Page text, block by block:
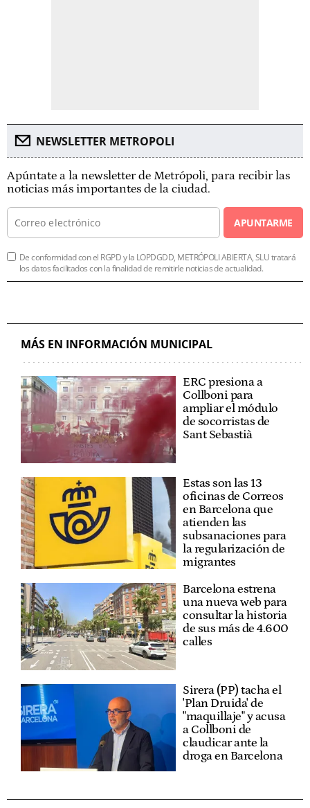
NEWSLETTER METROPOLI
Apúntate a la newsletter de Metrópoli, para recibir las
noticias más importantes de la ciudad.
APUNTARME
De conformidad con el RGPD y la LOPDGDD, METRÓPOLI ABIERTA, SLU tratará
los datos facilitados con la finalidad de remitirle noticias de actualidad.
MÁS EN INFORMACIÓN MUNICIPAL
ERC presiona a
Collboni para
ampliar el módulo
de socorristas de
Sant Sebastià
Estas son las 13
oficinas de Correos
en Barcelona que
atienden las
subsanaciones para
la regularización de
migrantes
Barcelona estrena
una nueva web para
consultar la historia
de sus más de 4.600
calles
Sirera (PP) tacha el
'Plan Druida' de
"maquillaje" y acusa
a Collboni de
claudicar ante la
droga en Barcelona